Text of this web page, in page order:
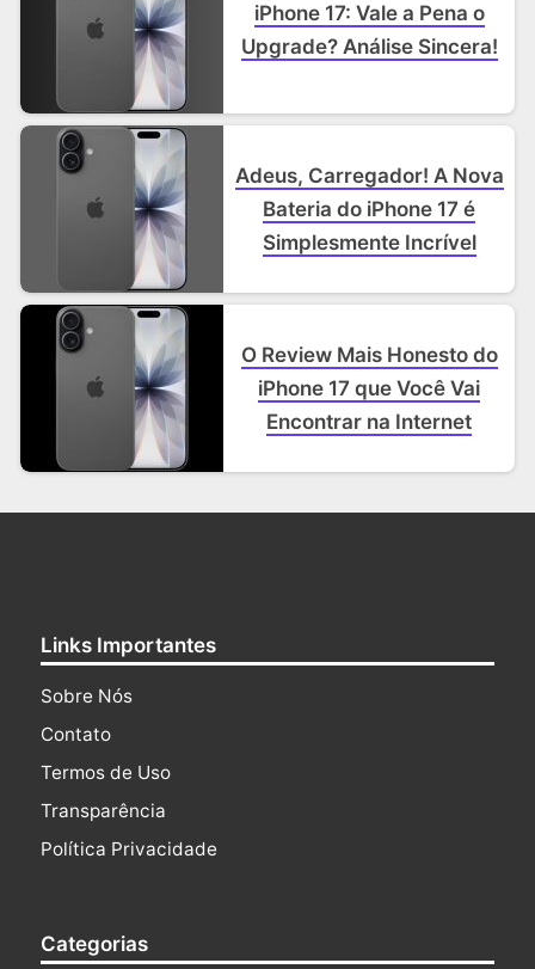
iPhone 17: Vale a Pena o
Upgrade? Análise Sincera!
Adeus, Carregador! A Nova
Bateria do iPhone 17 é
Simplesmente Incrível
O Review Mais Honesto do
iPhone 17 que Você Vai
Encontrar na Internet
Links Importantes
Sobre Nós
Contato
Termos de Uso
Transparência
Política Privacidade
Categorias